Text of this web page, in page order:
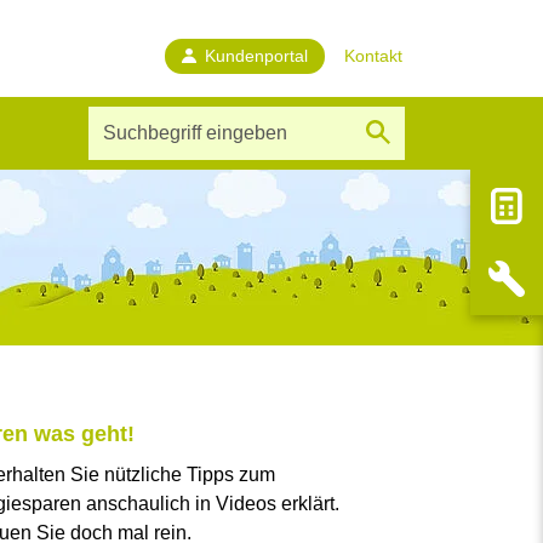
Kundenportal Kontakt
sowie wichtige
App
Sie Informationsblätter
was geht!
Sie nützliche Tipps zum
anschaulich in Videos erklärt.
Sie doch mal rein.